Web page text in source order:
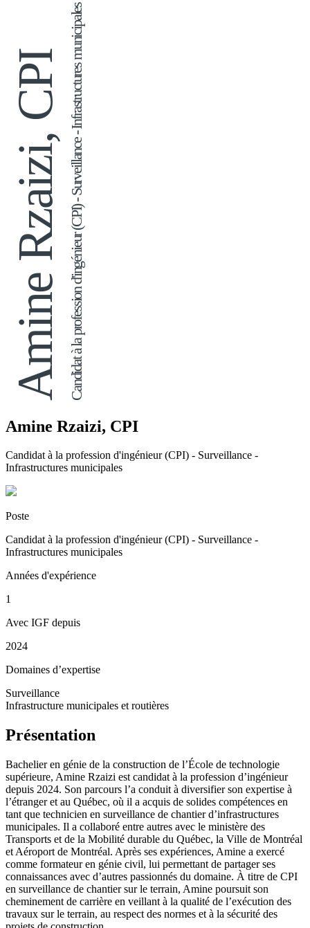
Amine Rzaizi, CPI Candidat à la profession d'ingénieur (CPI) - Surveillance - Infrastructures municipales
Amine Rzaizi, CPI
Candidat à la profession d'ingénieur (CPI) - Surveillance -
Infrastructures municipales
Poste
Candidat à la profession d'ingénieur (CPI) - Surveillance -
Infrastructures municipales
Années d'expérience
1
Avec IGF depuis
2024
Domaines d’expertise
Surveillance
Infrastructure municipales et routières
Présentation
Bachelier en génie de la construction de l’École de technologie
supérieure, Amine Rzaizi est candidat à la profession d’ingénieur
depuis 2024. Son parcours l’a conduit à diversifier son expertise à
l’étranger et au Québec, où il a acquis de solides compétences en
tant que technicien en surveillance de chantier d’infrastructures
municipales. Il a collaboré entre autres avec le ministère des
Transports et de la Mobilité durable du Québec, la Ville de Montréal
et Aéroport de Montréal. Après ses expériences, Amine a exercé
comme formateur en génie civil, lui permettant de partager ses
connaissances avec d’autres passionnés du domaine. À titre de CPI
en surveillance de chantier sur le terrain, Amine poursuit son
cheminement de carrière en veillant à la qualité de l’exécution des
travaux sur le terrain, au respect des normes et à la sécurité des